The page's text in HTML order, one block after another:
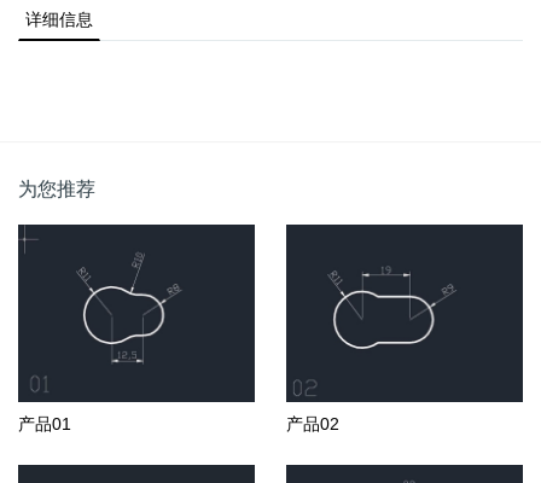
详细信息
为您推荐
产品01 产品02